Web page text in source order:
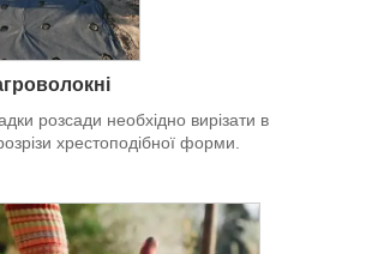
розсади необхідно вирізати в
хрестоподібної форми.